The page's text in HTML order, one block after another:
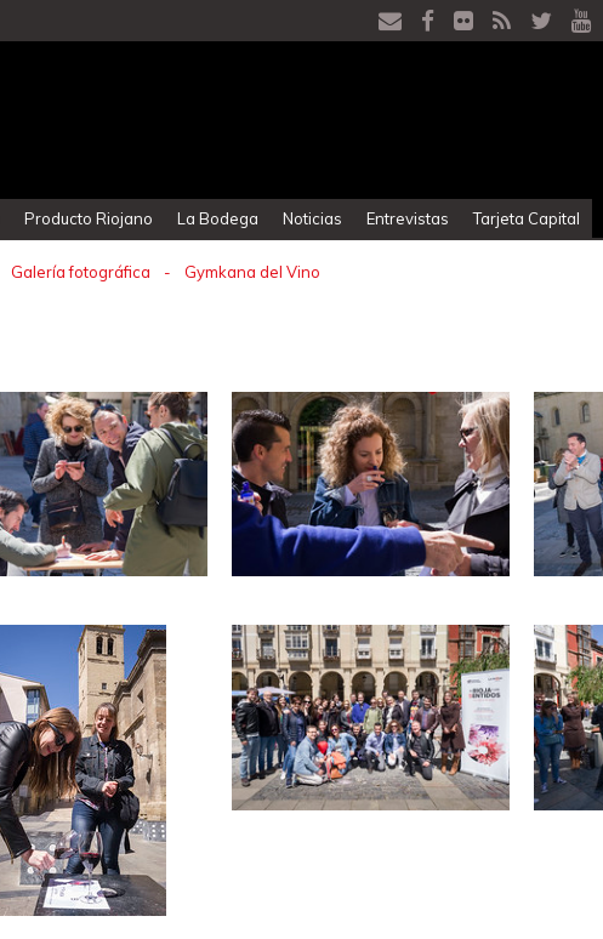
Producto Riojano La Bodega Noticias Entrevistas Tarjeta Capital
Galería fotográfica - Gymkana del Vino